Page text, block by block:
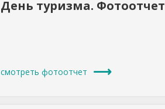
День туризма. Фотоотчет
смотреть фотоотчет